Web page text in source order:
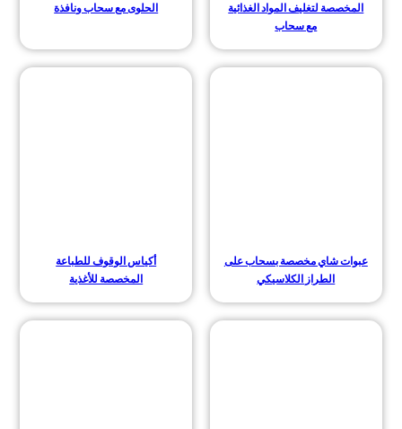
المخصصة لتغليف المواد الغذائية
مع سحاب
الحلوى مع سحاب ونافذة
عبوات شاي مخصصة بسحاب على
الطراز الكلاسيكي
أكياس الوقوف للطباعة
المخصصة للأغذية